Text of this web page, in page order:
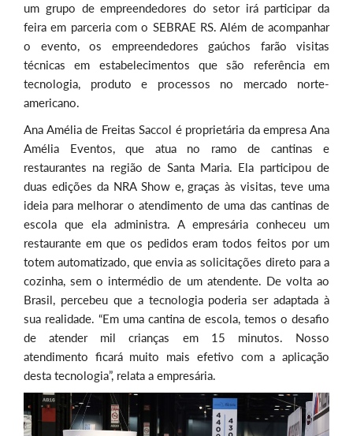
um grupo de empreendedores do setor irá participar da
feira em parceria com o SEBRAE RS. Além de acompanhar
o evento, os empreendedores gaúchos farão visitas
técnicas em estabelecimentos que são referência em
tecnologia, produto e processos no mercado norte-
americano.
Ana Amélia de Freitas Saccol é proprietária da empresa Ana
Amélia Eventos, que atua no ramo de cantinas e
restaurantes na região de Santa Maria. Ela participou de
duas edições da NRA Show e, graças às visitas, teve uma
ideia para melhorar o atendimento de uma das cantinas de
escola que ela administra. A empresária conheceu um
restaurante em que os pedidos eram todos feitos por um
totem automatizado, que envia as solicitações direto para a
cozinha, sem o intermédio de um atendente. De volta ao
Brasil, percebeu que a tecnologia poderia ser adaptada à
sua realidade. “Em uma cantina de escola, temos o desafio
de atender mil crianças em 15 minutos. Nosso
atendimento ficará muito mais efetivo com a aplicação
desta tecnologia”, relata a empresária.